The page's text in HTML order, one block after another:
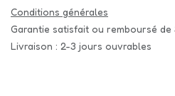
Conditions générales
Garantie satisfait ou remboursé de
Livraison : 2-3 jours ouvrables